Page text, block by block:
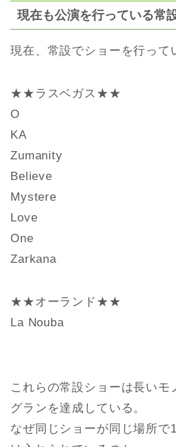
現在も公演を行っている常
現在、常設でショーを行って
★★ラスベガス★★
O
KA
Zumanity
Believe
Mystere
Love
One
Zarkana
★★オーランド★★
La Nouba
これらの常設ショーは長いモ
グランを達成している。
なぜ同じショーが同じ場所で